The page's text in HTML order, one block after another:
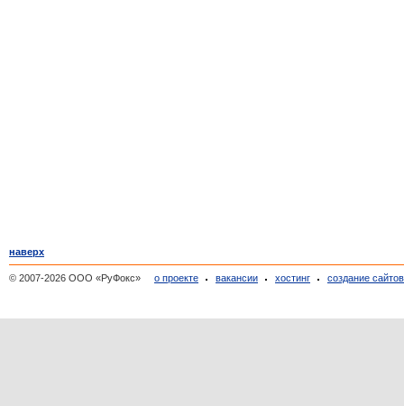
наверх
© 2007-2026 ООО «РуФокс» о проекте вакансии хостинг создание сайтов